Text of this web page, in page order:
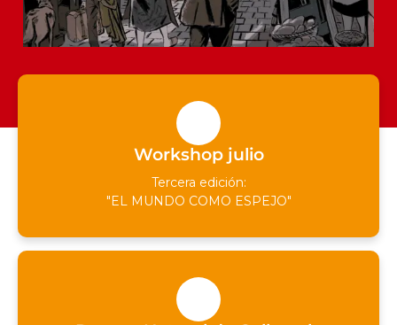
Workshop julio
Tercera edición:
"EL MUNDO COMO ESPEJO"